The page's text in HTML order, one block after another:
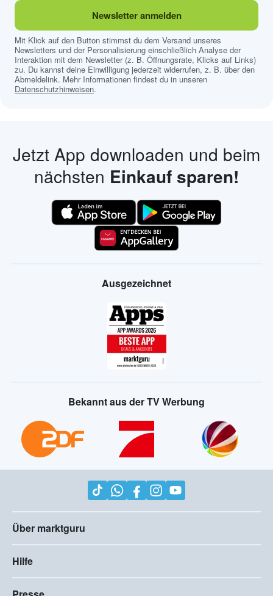
Newsletter anmelden
Mit Klick auf den Button stimmst du dem Versand unseres
Newsletters und der Personalisierung einschließlich Analyse der
Interaktion mit dem Newsletter (z. B. Öffnungsrate, Klicks auf Links)
zu. Du kannst deine Einwilligung jederzeit widerrufen, z. B. über den
Abmeldelink. Mehr Informationen findest du in unseren
Datenschutzhinweisen.
Jetzt App downloaden und beim
nächsten Einkauf sparen!
Ausgezeichnet
Bekannt aus der TV Werbung
Über marktguru
Hilfe